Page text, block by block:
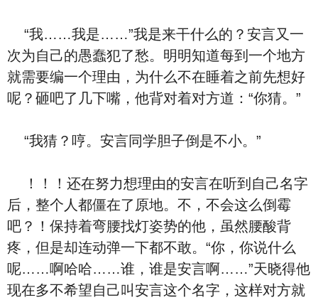
“我……我是……”我是来干什么的？安言又一
次为自己的愚蠢犯了愁。明明知道每到一个地方
就需要编一个理由，为什么不在睡着之前先想好
呢？砸吧了几下嘴，他背对着对方道：“你猜。”
“我猜？哼。安言同学胆子倒是不小。”
！！！还在努力想理由的安言在听到自己名字
后，整个人都僵在了原地。不，不会这么倒霉
吧？！保持着弯腰找灯姿势的他，虽然腰酸背
疼，但是却连动弹一下都不敢。“你，你说什么
呢……啊哈哈……谁，谁是安言啊……”天晓得他
现在多不希望自己叫安言这个名字，这样对方就